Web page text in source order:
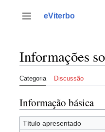
para
Alternar barra lateral
eViterbo
Informações
Categoria Discussão
Informação básica
Título apresentado